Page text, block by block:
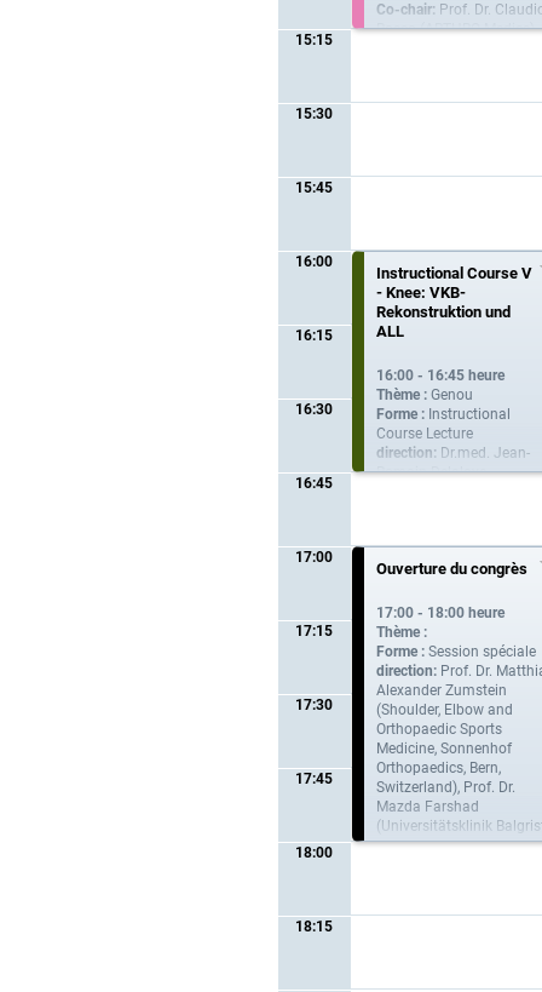
15:15
15:30
15:45
16:00
16:15
16:30
16:45
17:00
17:15
17:30
17:45
18:00
18:15
Co-chair: Prof. Dr.
Rosso (ARTHRO Medics),
(Stadtspital Zürich)
Instructional Course V
- Knee: VKB-
Rekonstruktion und
ALL
16:00 - 16:45 heure
Thème : Genou
Forme : Instructional
Course Lecture
direction: Dr.med. Jean-
Romain Delaloye
Ouverture du congrès
17:00 - 18:00 heure
Thème :
Forme : Session spéciale
direction: Prof. Dr.
Alexander Zumstein
(Shoulder, Elbow and
Orthopaedic Sports
Medicine, Sonnenhof
Orthopaedics, Bern,
Switzerland), Prof. Dr.
Mazda Farshad
(Universitätsklinik